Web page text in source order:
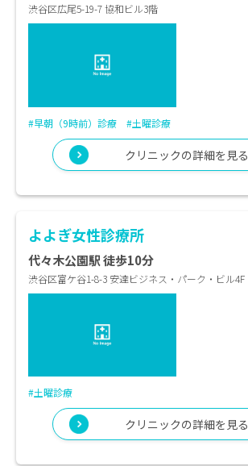
渋谷区広尾5-19-7 協和ビル3階
#早朝（9時前）診療 #土曜診療
クリニックの詳細を見る
よよぎ女性診療所
代々木公園駅 徒歩10分
渋谷区富ケ谷1-8-3 安達ビジネス・パーク・ビル4F
#土曜診療
クリニックの詳細を見る